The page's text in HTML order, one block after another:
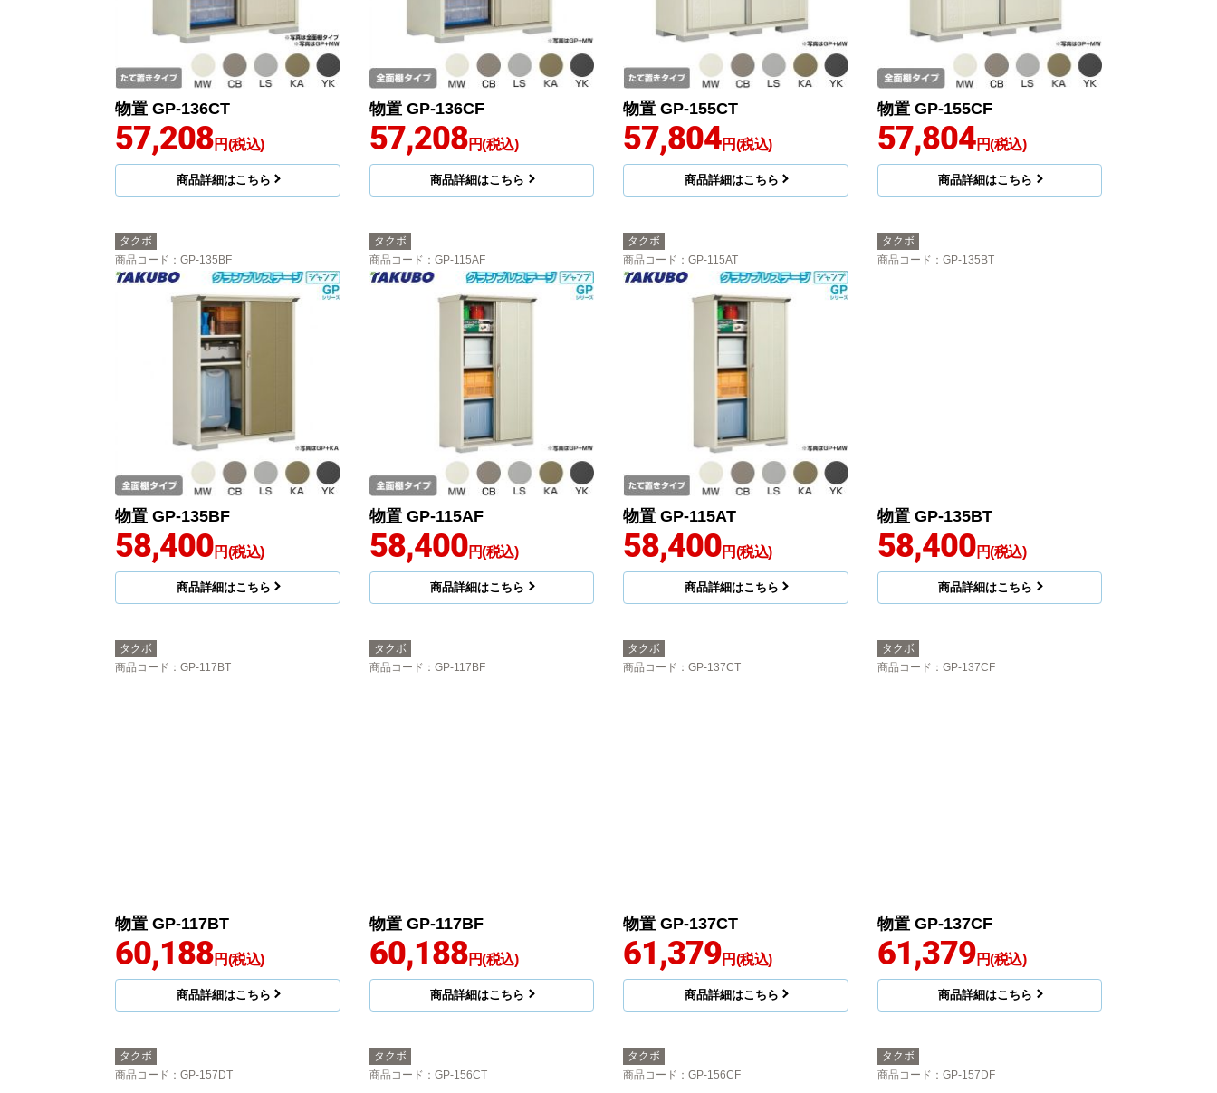
物置 GP-136CT
57,208円(税込)
商品詳細はこちら
物置 GP-136CF
57,208円(税込)
商品詳細はこちら
物置 GP-155CT
57,804円(税込)
商品詳細はこちら
物置 GP-155CF
57,804円(税込)
商品詳細はこちら
タクボ
商品コード ：GP-135BF
物置 GP-135BF
58,400円(税込)
商品詳細はこちら
タクボ
商品コード ：GP-115AF
物置 GP-115AF
58,400円(税込)
商品詳細はこちら
タクボ
商品コード ：GP-115AT
物置 GP-115AT
58,400円(税込)
商品詳細はこちら
タクボ
商品コード ：GP-135BT
物置 GP-135BT
58,400円(税込)
商品詳細はこちら
タクボ
商品コード ：GP-117BT
物置 GP-117BT
60,188円(税込)
商品詳細はこちら
タクボ
商品コード ：GP-117BF
物置 GP-117BF
60,188円(税込)
商品詳細はこちら
タクボ
商品コード ：GP-137CT
物置 GP-137CT
61,379円(税込)
商品詳細はこちら
タクボ
商品コード ：GP-137CF
物置 GP-137CF
61,379円(税込)
商品詳細はこちら
タクボ
商品コード ：GP-157DT
タクボ
商品コード ：GP-156CT
タクボ
商品コード ：GP-156CF
タクボ
商品コード ：GP-157DF